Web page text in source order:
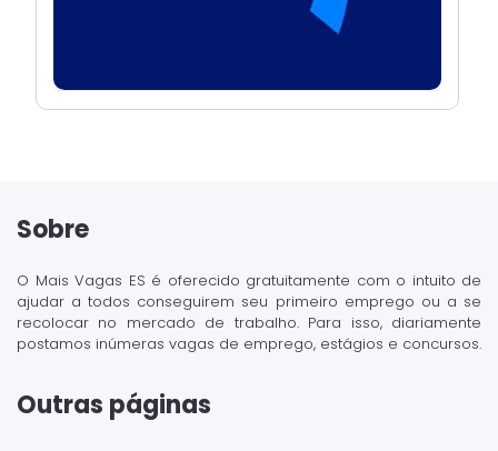
Sobre
O Mais Vagas ES é oferecido gratuitamente com o intuito de
ajudar a todos conseguirem seu primeiro emprego ou a se
recolocar no mercado de trabalho. Para isso, diariamente
postamos inúmeras vagas de emprego, estágios e concursos.
Outras páginas